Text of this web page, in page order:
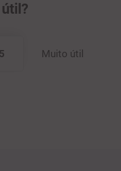
5 Muito útil